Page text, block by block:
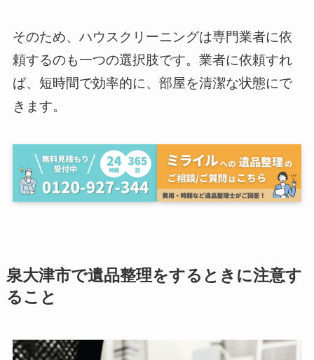
そのため、ハウスクリーニングは専門業者に依
頼するのも一つの選択肢です。業者に依頼すれ
ば、短時間で効率的に、部屋を清潔な状態にで
きます。
泉大津市で遺品整理をするときに注意す
ること